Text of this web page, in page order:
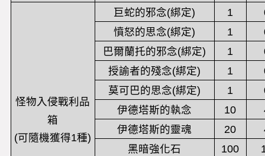
怪物入侵戰利品
箱
(可隨機獲得1種)
巨蛇的邪念(綁定) 1
憤怒的思念(綁定)
1
巴爾蘭托的邪念(綁定)
1
授諭者的殘念(綁定)
1
莫可巴的思念(綁定)
1
伊德塔斯的執念
10
伊德塔斯的靈魂
20
黑暗強化石
100